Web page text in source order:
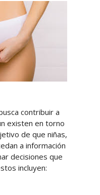
contribuir a
existen en torno
de que niñas,
a información
decisiones que
incluyen: